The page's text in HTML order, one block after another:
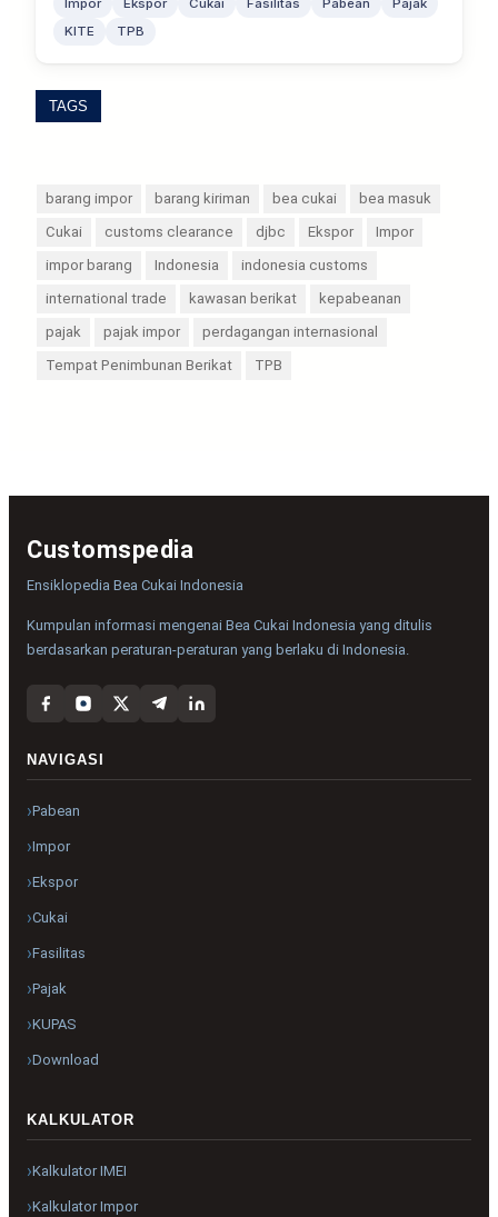
KITE
TPB
TAGS
barang impor barang kiriman bea cukai
bea masuk
Cukai
customs clearance djbc Ekspor
Impor
impor barang
Indonesia
indonesia customs
international trade
kawasan berikat
kepabeanan
pajak
pajak impor
perdagangan internasional
Tempat Penimbunan Berikat
TPB
Customspedia
Ensiklopedia Bea Cukai Indonesia
Kumpulan informasi mengenai Bea Cukai Indonesia yang ditulis
berdasarkan peraturan-peraturan yang berlaku di Indonesia.
NAVIGASI
Pabean
Impor
Ekspor
Cukai
Fasilitas
Pajak
KUPAS
Download
KALKULATOR
Kalkulator IMEI
Kalkulator Impor